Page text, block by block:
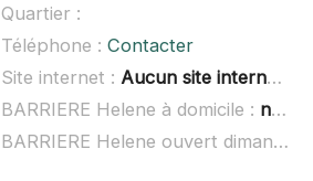
Quartier :
Téléphone : Contacter
Site internet : Aucun site internet connu
BARRIERE Helene à domicile : non renseigné
BARRIERE Helene ouvert dimanche :